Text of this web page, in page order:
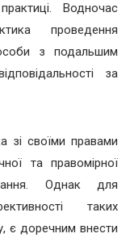
Водночас
проведення
з подальшим
за
зі своїми правами
та правомірної
Однак для
таких
є доречним внести